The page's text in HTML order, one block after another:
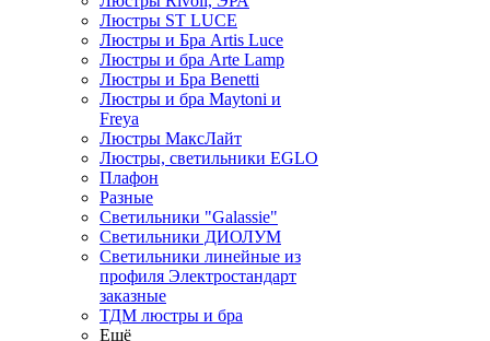
Люстры ST LUCE
Люстры и Бра Artis Luce
Люстры и бра Arte Lamp
Люстры и Бра Benetti
Люстры и бра Maytoni и
Freya
Люстры МаксЛайт
Люстры, светильники EGLO
Плафон
Разные
Светильники "Galassie"
Светильники ДИОЛУМ
Светильники линейные из
профиля Электростандарт
заказные
ТДМ люстры и бра
Ещё